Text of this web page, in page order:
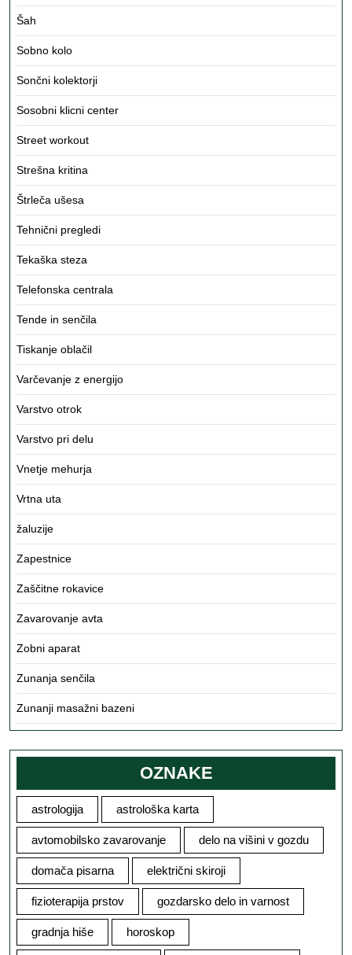
Šah
Sobno kolo
Sončni kolektorji
Sosobni klicni center
Street workout
Strešna kritina
Štrleča ušesa
Tehnični pregledi
Tekaška steza
Telefonska centrala
Tende in senčila
Tiskanje oblačil
Varčevanje z energijo
Varstvo otrok
Varstvo pri delu
Vnetje mehurja
Vrtna uta
žaluzije
Zapestnice
Zaščitne rokavice
Zavarovanje avta
Zobni aparat
Zunanja senčila
Zunanji masažni bazeni
OZNAKE
astrologija astrološka karta
avtomobilsko zavarovanje delo na višini v gozdu
domača pisarna električni skiroji
fizioterapija prstov gozdarsko delo in varnost
gradnja hiše horoskop